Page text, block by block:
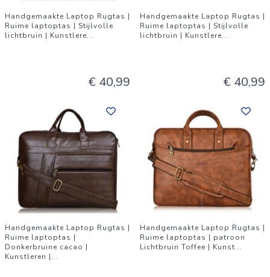
Handgemaakte Laptop Rugtas |
Ruime laptoptas | Stijlvolle
lichtbruin | Kunstlere...
€ 40,99
Handgemaakte Laptop Rugtas |
Ruime laptoptas | Stijlvolle
lichtbruin | Kunstlere...
€ 40,99
Handgemaakte Laptop Rugtas |
Ruime laptoptas |
Donkerbruine cacao |
Kunstleren |...
Handgemaakte Laptop Rugtas |
Ruime laptoptas | patroon
Lichtbruin Toffee | Kunst...